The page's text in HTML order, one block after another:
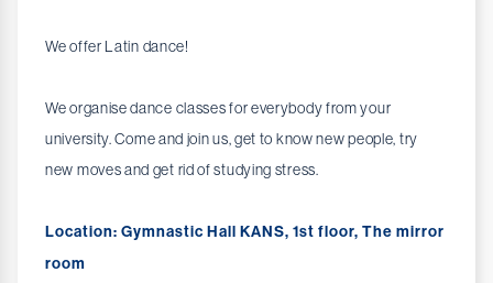
We offer Latin dance!
We organise dance classes for everybody from your
university. Come and join us, get to know new people, try
new moves and get rid of studying stress.
Location: Gymnastic Hall KANS, 1st floor, The mirror
room